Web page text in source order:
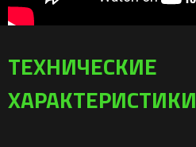
ТЕХНИЧЕСКИЕ
ХАРАКТЕРИСТИКИ